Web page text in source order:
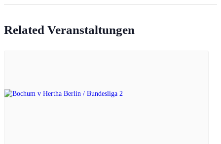
Related Veranstaltungen